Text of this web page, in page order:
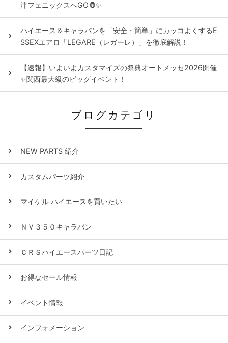
津フェニックスへGO🦍✨
ハイエース＆キャラバンを「安全・簡単」にカッコよくするE
SSEXエアロ「LEGARE（レガーレ）」を徹底解説！
【速報】いよいよカスタマイズの祭典オートメッセ2026開催
✨関西最大級のビッグイベント！
ブログカテゴリ
NEW PARTS 紹介
カスタムパーツ紹介
マイケル ハイエースを買いたい
ＮＶ３５０キャラバン
ＣＲＳハイエースパーツ日記
お得なセール情報
イベント情報
インフォメーション